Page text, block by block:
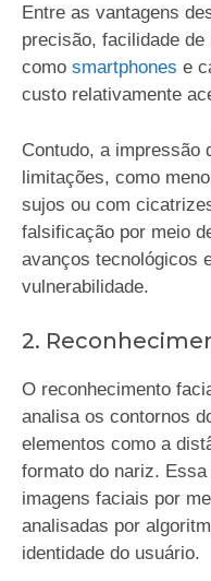
Entre as vantagens
precisão, facilidade
como smartphones e
custo relativamente
Contudo, a impressão
limitações, como
sujos ou com
falsificação por meio
avanços tecnológicos
vulnerabilidade.
2.
O reconhecimento
analisa os contornos
elementos como a
formato do nariz.
imagens faciais por
analisadas por
identidade do usuário.